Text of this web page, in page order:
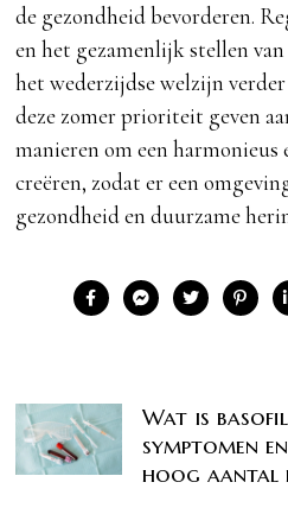
de gezondheid bevorderen.
en het gezamenlijk stellen
het wederzijdse welzijn
deze zomer prioriteit geven
manieren om een
creëren, zodat er een
gezondheid en duurzame
Wat is
symptomen
hoog aantal